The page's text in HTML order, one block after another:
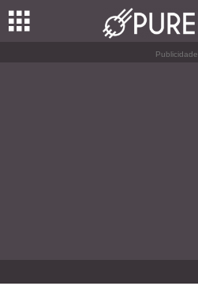
Publicidade